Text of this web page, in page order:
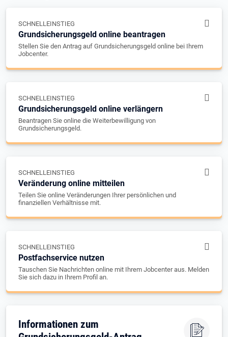
SCHNELLEINSTIEG
Grundsicherungsgeld online beantragen
Stellen Sie den Antrag auf Grundsicherungsgeld online bei Ihrem
Jobcenter.
SCHNELLEINSTIEG
Grundsicherungsgeld online verlängern
Beantragen Sie online die Weiterbewilligung von
Grundsicherungsgeld.
SCHNELLEINSTIEG
Veränderung online mitteilen
Teilen Sie online Veränderungen Ihrer persönlichen und
finanziellen Verhältnisse mit.
SCHNELLEINSTIEG
Postfachservice nutzen
Tauschen Sie Nachrichten online mit Ihrem Jobcenter aus. Melden
Sie sich dazu in Ihrem Profil an.
Informationen zum